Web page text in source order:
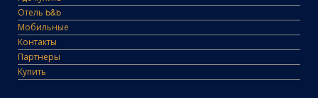
Отель b&b
Мобильные
Контакты
Партнеры
Купить